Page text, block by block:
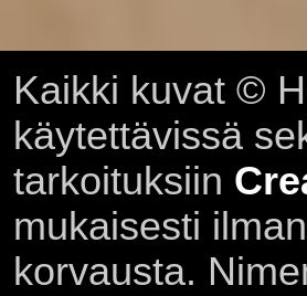
Kaikki kuvat ©
käytettävissä
tarkoituksiin
mukaisesti
korvausta.